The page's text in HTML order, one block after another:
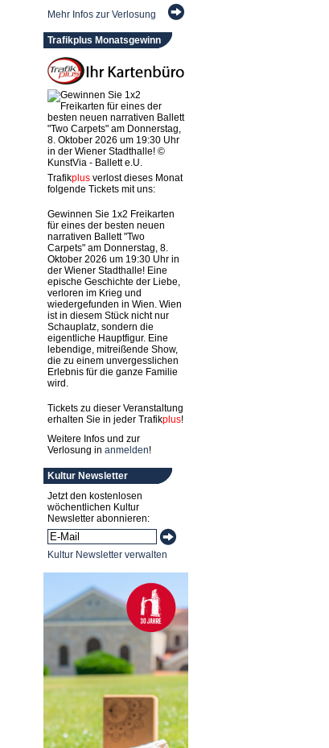
Mehr Infos zur Verlosung
Trafikplus Monatsgewinn
Trafikplusverlost dieses Monat
folgende Tickets mit uns:
Gewinnen Sie 1x2 Freikarten
für eines der besten neuen
narrativen Ballett "Two
Carpets" am Donnerstag, 8.
Oktober 2026 um 19:30 Uhr in
der Wiener Stadthalle! Eine
epische Geschichte der Liebe,
verloren im Krieg und
wiedergefunden in Wien. Wien
ist in diesem Stück nicht nur
Schauplatz, sondern die
eigentliche Hauptfigur. Eine
lebendige, mitreißende Show,
die zu einem unvergesslichen
Erlebnis für die ganze Familie
wird.
Tickets zu dieser Veranstaltung
erhalten Sie in jeder Trafikplus!
Weitere Infos und zur
Verlosung in anmelden!
Kultur Newsletter
Jetzt den kostenlosen
wöchentlichen Kultur
Newsletter abonnieren:
Kultur Newsletter verwalten